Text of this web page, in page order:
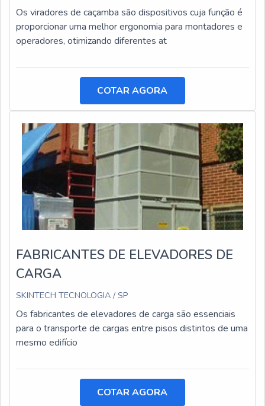
Os viradores de caçamba são dispositivos cuja função é
proporcionar uma melhor ergonomia para montadores e
operadores, otimizando diferentes at
COTAR AGORA
FABRICANTES DE ELEVADORES DE
CARGA
SKINTECH TECNOLOGIA / SP
Os fabricantes de elevadores de carga são essenciais
para o transporte de cargas entre pisos distintos de uma
mesmo edifício
COTAR AGORA